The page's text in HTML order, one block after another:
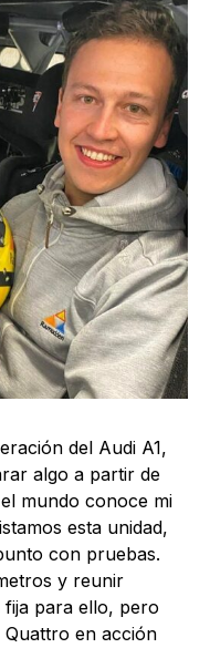
del Audi A1,
algo a partir de
mundo conoce mi
esta unidad,
con pruebas.
y reunir
para ello, pero
Quattro en acción